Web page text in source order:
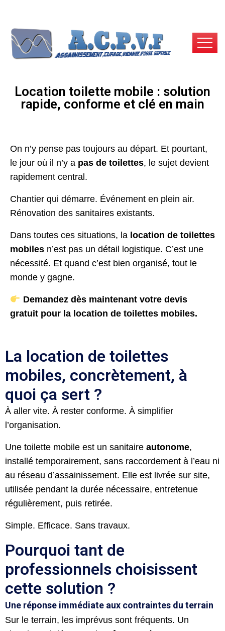
Location toilette mobile : solution
rapide, conforme et clé en main
On n’y pense pas toujours au départ. Et pourtant,
le jour où il n’y a pas de toilettes, le sujet devient
rapidement central.
Chantier qui démarre. Événement en plein air.
Rénovation des sanitaires existants.
Dans toutes ces situations, la location de toilettes
mobiles n’est pas un détail logistique. C’est une
nécessité. Et quand c’est bien organisé, tout le
monde y gagne.
Demandez dès maintenant votre devis
gratuit pour la location de toilettes mobiles.
La location de toilettes
mobiles, concrètement, à
quoi ça sert ?
À aller vite. À rester conforme. À simplifier
l’organisation.
Une toilette mobile est un sanitaire autonome,
installé temporairement, sans raccordement à l’eau ni
au réseau d’assainissement. Elle est livrée sur site,
utilisée pendant la durée nécessaire, entretenue
régulièrement, puis retirée.
Simple. Efficace. Sans travaux.
Pourquoi tant de
professionnels choisissent
cette solution ?
Une réponse immédiate aux contraintes du terrain
Sur le terrain, les imprévus sont fréquents. Un